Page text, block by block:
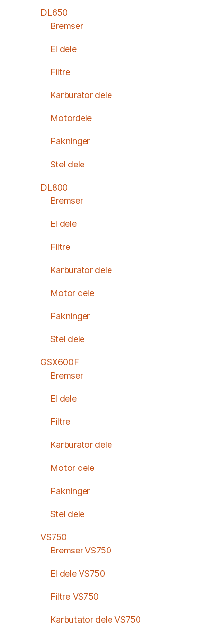
DL650
Bremser
El dele
Filtre
Karburator dele
Motordele
Pakninger
Stel dele
DL800
Bremser
El dele
Filtre
Karburator dele
Motor dele
Pakninger
Stel dele
GSX600F
Bremser
El dele
Filtre
Karburator dele
Motor dele
Pakninger
Stel dele
VS750
Bremser VS750
El dele VS750
Filtre VS750
Karbutator dele VS750